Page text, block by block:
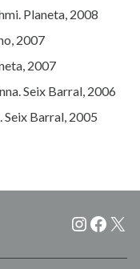
Planeta, 2008
2007
2007
Seix Barral, 2006
Seix Barral, 2005
X